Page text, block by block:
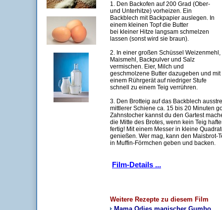
1. Den Backofen auf 200 Grad (Ober-
und Unterhitze) vorheizen. Ein
Backblech mit Backpapier auslegen. In
einem kleinen Topf die Butter
bei kleiner Hitze langsam schmelzen
lassen (sonst wird sie braun).
2. In einer großen Schüssel Weizenmehl,
Maismehl, Backpulver und Salz
vermischen. Eier, Milch und
geschmolzene Butter dazugeben und mit
einem Rührgerät auf niedriger Stufe
schnell zu einem Teig verrühren.
3. Den Brotteig auf das Backblech
mittlerer Schiene ca. 15 bis 20 Minuten
Zahnstocher kannst du den Gartest
die Mitte des Brotes, wenn kein Teig
fertig! Mit einem Messer in kleine
genießen. Wer mag, kann den Maisbrot-
in Muffin-Förmchen geben und backen.
Film-Details ...
Weitere Rezepte zu diesem Film